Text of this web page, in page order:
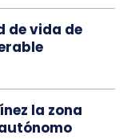
de vida de
la zona